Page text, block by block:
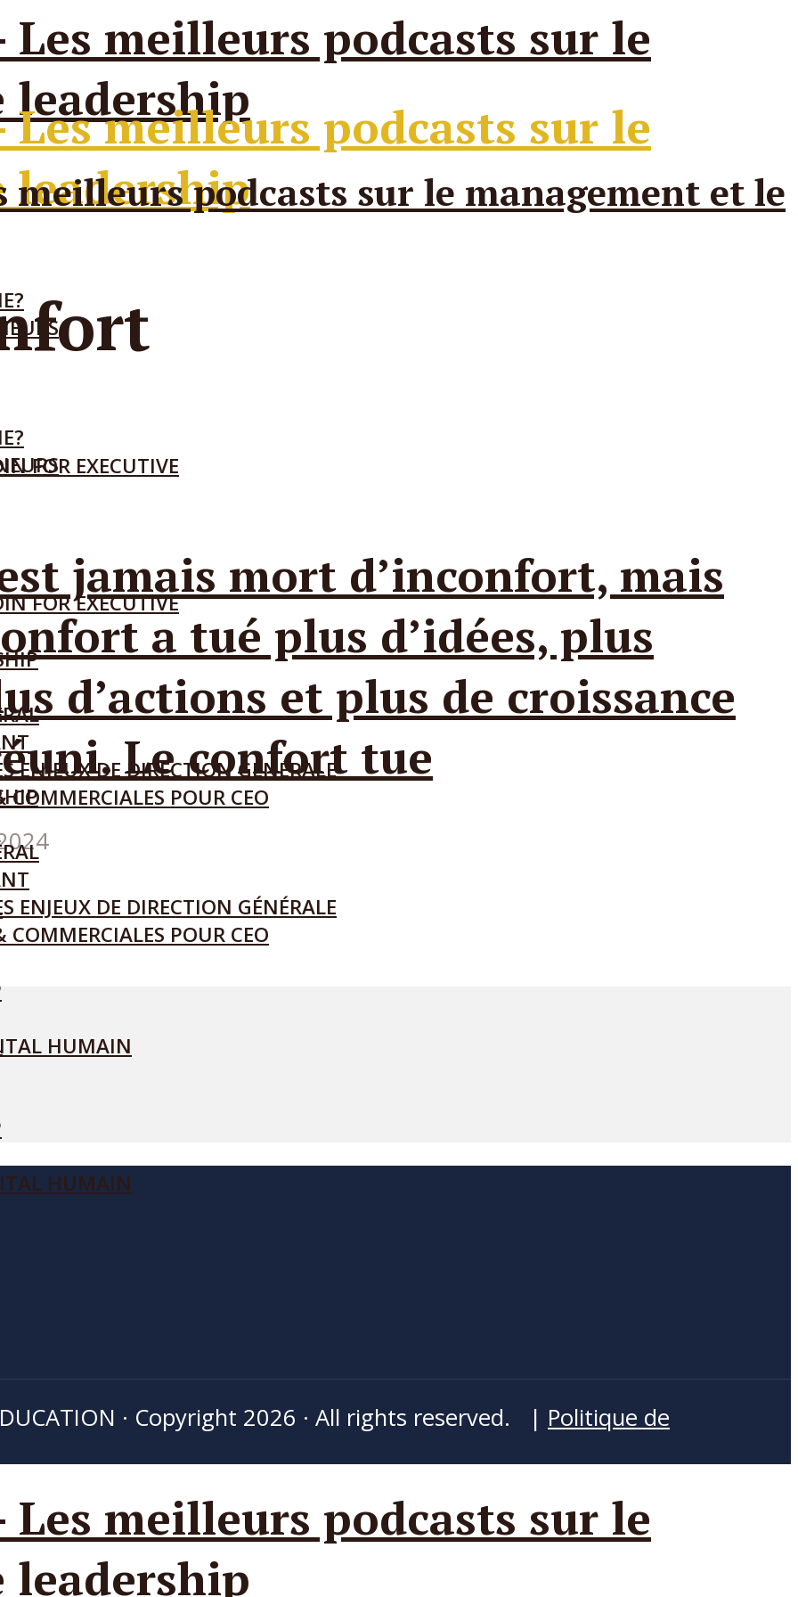
FOR EXECUTIVE
ENJEUX DE DIRECTION GÉNÉRALE
POUR CEO
HUMAIN
FOR EXECUTIVE
ENJEUX DE DIRECTION GÉNÉRALE
POUR CEO
HUMAIN
jamais mort d’inconfort, mais
a tué plus d’idées, plus
d’actions et plus de croissance
Le confort tue
· Copyright 2026 · All rights reserved. | Politique de